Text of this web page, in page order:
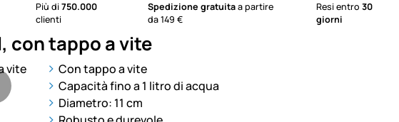
Più di750.000
clienti
Spedizione gratuitaa partire
da 149 €
Resi entro30
giorni
con tappo a vite
Con tappo a vite
Capacità fino a 1 litro di acqua
Diametro: 11 cm